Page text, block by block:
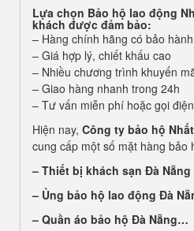
Lựa chọn Bảo hộ lao động
khách được đảm bảo:
– Hàng chính hãng có bảo hành
– Giá hợp lý, chiết khấu cao
– Nhiều chương trình khuyến
– Giao hàng nhanh trong 24h
– Tư vấn miễn phí hoặc gọi
Hiện nay, Công ty bảo hộ
cung cấp một số mặt hàng bảo
– Thiết bị khách sạn Đà Nẵng
– Ủng bảo hộ lao động Đà
– Quần áo bảo hộ Đà Nẵng…